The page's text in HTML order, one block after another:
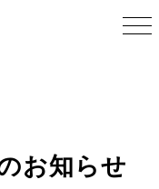
お知らせ